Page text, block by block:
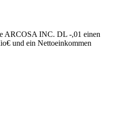
ARCOSA INC. DL -,01 einen
€ und ein Nettoeinkommen